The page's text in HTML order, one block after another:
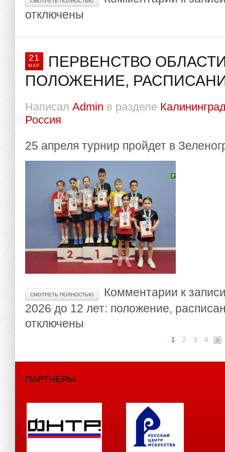
отключены
21
МАР
ПЕРВЕНСТВО ОБЛАСТИ
ПОЛОЖЕНИЕ,
Написал Admin в разделе
Россия
25 апреля турнир пройдет в
СМОТРЕТЬ ПОЛНОСТЬЮ Комментарии к
2026 до 12 лет: положение,
отключены
1 2 3 4
ПАРТНЁРЫ